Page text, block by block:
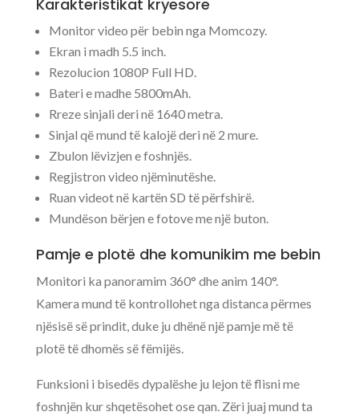
Karakteristikat kryesore
Monitor video për bebin nga Momcozy.
Ekran i madh 5.5 inch.
Rezolucion 1080P Full HD.
Bateri e madhe 5800mAh.
Rreze sinjali deri në 1640 metra.
Sinjal që mund të kalojë deri në 2 mure.
Zbulon lëvizjen e foshnjës.
Regjistron video njëminutëshe.
Ruan videot në kartën SD të përfshirë.
Mundëson bërjen e fotove me një buton.
Pamje e plotë dhe komunikim me bebin
Monitori ka panoramim 360° dhe anim 140°.
Kamera mund të kontrollohet nga distanca përmes
njësisë së prindit, duke ju dhënë një pamje më të
plotë të dhomës së fëmijës.
Funksioni i bisedës dypalëshe ju lejon të flisni me
foshnjën kur shqetësohet ose qan. Zëri juaj mund ta